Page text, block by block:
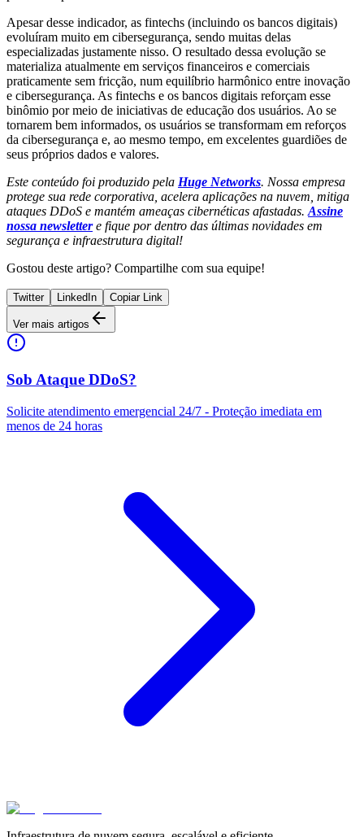
Apesar desse indicador, as fintechs (incluindo os bancos digitais)
evoluíram muito em cibersegurança, sendo muitas delas
especializadas justamente nisso. O resultado dessa evolução se
materializa atualmente em serviços financeiros e comerciais
praticamente sem fricção, num equilíbrio harmônico entre inovação
e cibersegurança. As fintechs e os bancos digitais reforçam esse
binômio por meio de iniciativas de educação dos usuários. Ao se
tornarem bem informados, os usuários se transformam em reforços
da cibersegurança e, ao mesmo tempo, em excelentes guardiões de
seus próprios dados e valores.
Este conteúdo foi produzido pela Huge Networks. Nossa empresa
protege sua rede corporativa, acelera aplicações na nuvem, mitiga
ataques DDoS e mantém ameaças cibernéticas afastadas. Assine
nossa newslettere fique por dentro das últimas novidades em
segurança e infraestrutura digital!
Gostou deste artigo? Compartilhe com sua equipe!
Twitter LinkedIn Copiar Link
Ver mais artigos
Sob Ataque DDoS?
Solicite atendimento emergencial 24/7 - Proteção imediata em
menos de 24 horas